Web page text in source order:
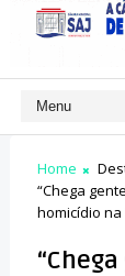
Home
“Chega
homicídio na